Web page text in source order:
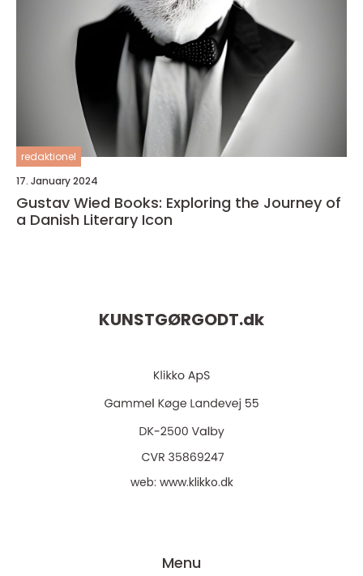
redaktionel
17. January 2024
Gustav Wied Books: Exploring the Journey of
a Danish Literary Icon
KUNSTGØRGODT.dk
web: www.klikko.dk
Menu